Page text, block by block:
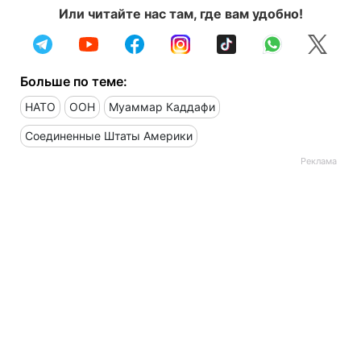
Или читайте нас там, где вам удобно!
Больше по теме:
НАТО ООН Муаммар Каддафи
Соединенные Штаты Америки